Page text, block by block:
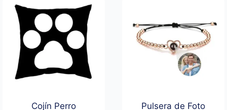
19,90 €
hasta
34,90 €
34,90 €
Cojín Perro
Pulsera de Foto